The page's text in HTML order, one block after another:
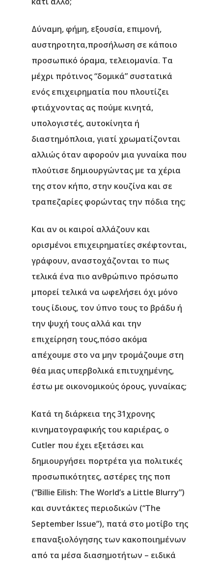
Δύναμη, φήμη, εξουσία, επιμονή,
αυστηροτητα,προσήλωση σε κάποιο
προσωπικό όραμα, τελειομανία. Τα
μέχρι πρότινος “δομικά” συστατικά
ενός επιχειρηματία που πλουτίζει
φτιάχνοντας ας πούμε κινητά,
υπολογιστές, αυτοκίνητα ή
διαστημόπλοια, γιατί χρωματίζονται
αλλιώς όταν αφορούν μια γυναίκα που
πλούτισε δημιουργώντας με τα χέρια
της στον κήπο, στην κουζίνα και σε
τραπεζαρίες φορώντας την πόδια της;
Και αν οι καιροί αλλάζουν και
ορισμένοι επιχειρηματίες σκέφτονται,
γράφουν, αναστοχάζονται το πως
τελικά ένα πιο ανθρώπινο πρόσωπο
μπορεί τελικά να ωφελήσει όχι μόνο
τους ίδιους, τον ύπνο τους το βράδυ ή
την ψυχή τους αλλά και την
επιχείρηση τους,πόσο ακόμα
απέχουμε στο να μην τρομάζουμε στη
θέα μιας υπερβολικά επιτυχημένης,
έστω με οικονομικούς όρους, γυναίκας;
Κατά τη διάρκεια της 31χρονης
κινηματογραφικής του καριέρας, ο
Cutler που έχει εξετάσει και
δημιουργήσει πορτρέτα για πολιτικές
προσωπικότητες, αστέρες της ποπ
(“Billie Eilish: The World’s a Little Blurry”)
και συντάκτες περιοδικών (“The
September Issue”), πατά στο μοτίβο της
επαναξιολόγησης των κακοποιημένων
από τα μέσα διασημοτήτων – ειδικά
Επικοινωνία